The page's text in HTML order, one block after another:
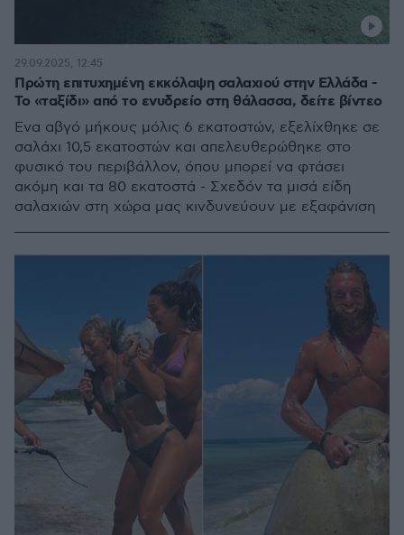
Πρώτη επιτυχημένη εκκόλαψη σαλαχιού στην Ελλάδα -
Το «ταξίδι» από το ενυδρείο στη θάλασσα, δείτε βίντεο
Ένα αβγό μήκους μόλις 6 εκατοστών, εξελίχθηκε σε
σαλάχι 10,5 εκατοστών και απελευθερώθηκε στο
φυσικό του περιβάλλον, όπου μπορεί να φτάσει
ακόμη και τα 80 εκατοστά - Σχεδόν τα μισά είδη
σαλαχιών στη χώρα μας κινδυνεύουν με εξαφάνιση
29.09.2025, 12:45